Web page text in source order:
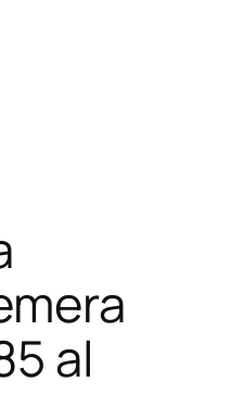
al